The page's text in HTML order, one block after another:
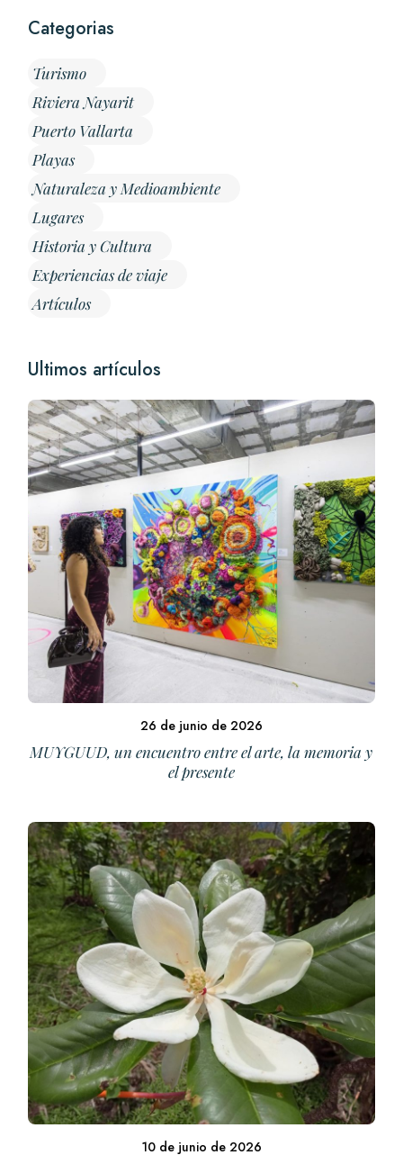
Categorias
Turismo
Riviera Nayarit
Puerto Vallarta
Playas
Naturaleza y Medioambiente
Lugares
Historia y Cultura
Experiencias de viaje
Artículos
Ultimos artículos
26 de junio de 2026
MUYGUUD, un encuentro entre el arte, la memoria y
el presente
10 de junio de 2026